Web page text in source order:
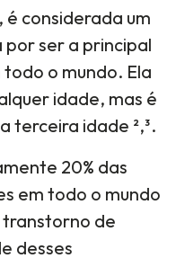
considerada um
por ser a principal
o mundo. Ela
idade, mas é
terceira idade ²,³.
20% das
em todo o mundo
de
desses